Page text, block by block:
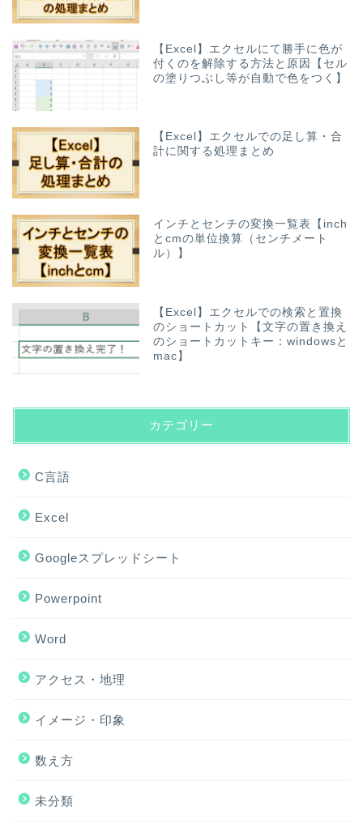
【Excel】エクセルにて勝手に色が
付くのを解除する方法と原因【セル
の塗りつぶし等が自動で色をつく】
【Excel】エクセルでの足し算・合
計に関する処理まとめ
インチとセンチの変換一覧表【inch
とcmの単位換算（センチメート
ル）】
【Excel】エクセルでの検索と置換
のショートカット【文字の置き換え
のショートカットキー：windowsと
mac】
カテゴリー
C言語
Excel
Googleスプレッドシート
Powerpoint
Word
アクセス・地理
イメージ・印象
数え方
未分類